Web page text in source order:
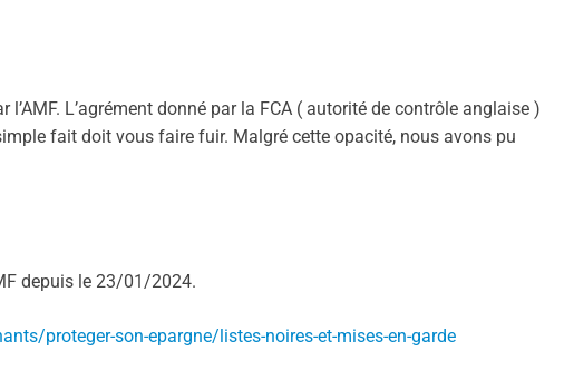
l’AMF. L’agrément donné par la FCA ( autorité de contrôle anglaise )
fait doit vous faire fuir. Malgré cette opacité, nous avons pu
depuis le 23/01/2024.
proteger-son-epargne/listes-noires-et-mises-en-garde